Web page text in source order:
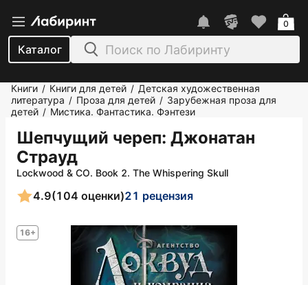
Каталог
0
Книги / Книги для детей / Детская художественная
литература / Проза для детей / Зарубежная проза для
детей / Мистика. Фантастика. Фэнтези
Шепчущий череп: Джонатан
Страуд
Lockwood & CO. Book 2. The Whispering Skull
16+
4.9(104 оценки)21 рецензия